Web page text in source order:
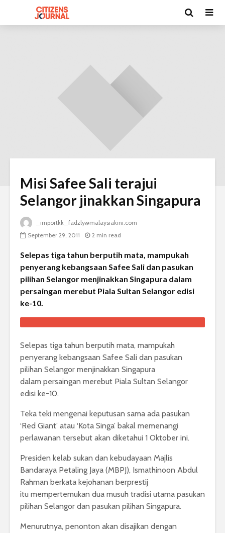
Misi Safee Sali terajui
Selangor jinakkan Singapura
_importkk_fadzly@malaysiakini.com
September 29, 2011
2 min read
Selepas tiga tahun berputih mata, mampukah
penyerang kebangsaan Safee Sali dan pasukan
pilihan Selangor menjinakkan Singapura dalam
persaingan merebut Piala Sultan Selangor edisi
ke-10.
Selepas tiga tahun berputih mata, mampukah
penyerang kebangsaan Safee Sali dan pasukan
pilihan Selangor menjinakkan Singapura
dalam persaingan merebut Piala Sultan Selangor
edisi ke-10.
Teka teki mengenai keputusan sama ada pasukan
‘Red Giant’ atau ‘Kota Singa’ bakal memenangi
perlawanan tersebut akan diketahui 1 Oktober ini.
Presiden kelab sukan dan kebudayaan Majlis
Bandaraya Petaling Jaya (MBPJ), Ismathinoon Abdul
Rahman berkata kejohanan berprestij
itu mempertemukan dua musuh tradisi utama pasukan
pilihan Selangor dan pasukan pilihan Singapura.
Menurutnya, penonton akan disajikan dengan